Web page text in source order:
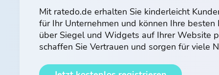
Mit ratedo.de erhalten Sie kinderleicht
für Ihr Unternehmen und können Ihre
über Siegel und Widgets auf Ihrer Website
schaffen Sie Vertrauen und sorgen für viele